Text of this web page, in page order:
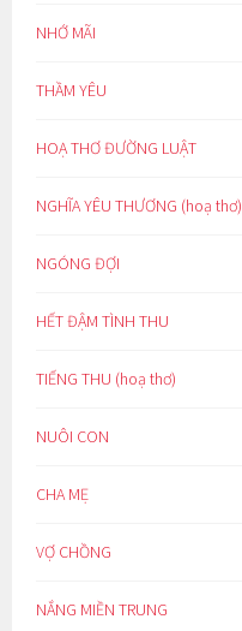
NHỚ MÃI
THẦM YÊU
HOẠ THƠ ĐƯỜNG LUẬT
NGHĨA YÊU THƯƠNG (hoạ thơ)
NGÓNG ĐỢI
HẾT ĐẬM TÌNH THU
TIẾNG THU (hoạ thơ)
NUÔI CON
CHA MẸ
VỢ CHỒNG
NẮNG MIỀN TRUNG